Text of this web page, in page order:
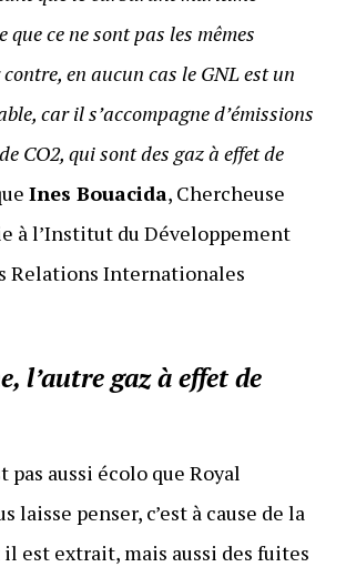
que ce ne sont pas les mêmes
en aucun cas le GNL est un
car il s’accompagne d’émissions
CO2, qui sont des gaz à effet de
Ines Bouacida, Chercheuse
à l’Institut du Développement
Relations Internationales
l’autre gaz à effet de
pas aussi écolo que Royal
laisse penser, c’est à cause de la
est extrait, mais aussi des fuites